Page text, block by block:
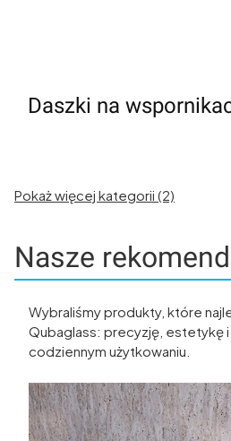
Daszki na
Pokaż więcej kategorii (2)
Nasze
Wybraliśmy produkty, które
Qubaglass: precyzję, estetykę
codziennym użytkowaniu.